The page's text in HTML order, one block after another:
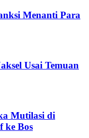
Menanti Para
Usai Temuan
Mutilasi di
ke Bos